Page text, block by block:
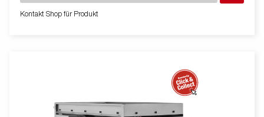
Bedürfnisse anpassen. Abbildungen dienen nur zur
Kontakt Shop für Produkt